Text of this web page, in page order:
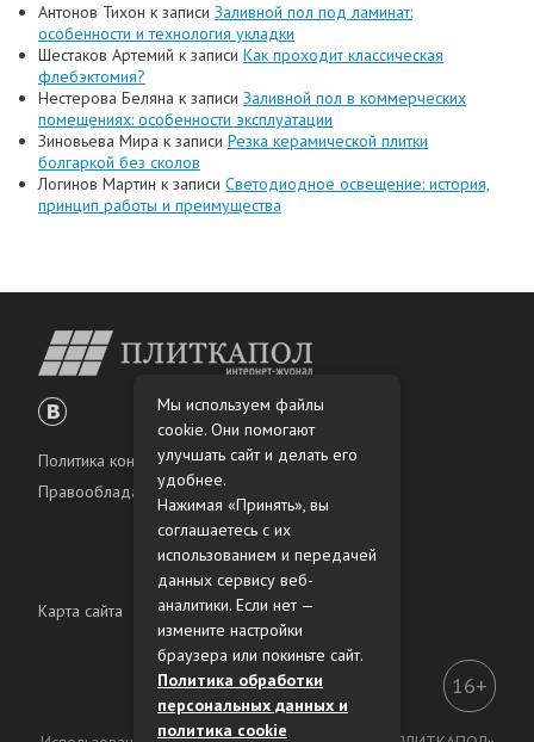
Антонов Тихон к записи Заливной пол под ламинат:
особенности и технология укладки
Шестаков Артемий к записи Как проходит классическая
флебэктомия?
Нестерова Беляна к записи Заливной пол в коммерческих
помещениях: особенности эксплуатации
Зиновьева Мира к записи Резка керамической плитки
болгаркой без сколов
Логинов Мартин к записи Светодиодное освещение: история,
принцип работы и преимущества
Политика конфиденциальности
Правообладателям
Карта сайта
16+
Мы используем файлы
cookie. Они помогают
улучшать сайт и делать его
удобнее.
Нажимая «Принять», вы
соглашаетесь с их
использованием и передачей
данных сервису веб-
аналитики. Если нет —
измените настройки
браузера или покиньте сайт.
Политика обработки
персональных данных и
политика cookie